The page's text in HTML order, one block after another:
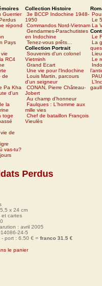
Guerrier
répond
Pays
RC4
de
Pa Kha
d'un
la
toge
de
vas-tu?
Collection Histoire
3e BCCP Indochine 1948-
1950
Commandos Nord-Vietnam
Gendarmes-Parachutistes
en Indochine
Tenez-vous prêts…
Collection Portrait
Souvenirs d'un colonel
Vietminh
Grand Ecart
Une vie pour l'Indochine
Louis Martin, parcours
d'un seigneur
CONAN, Pierre Château-
Jobert
Au champ d'honneur
Faulques : L'homme aux
mille vies
Chef de bataillon François
Vieulès
Le
La
Le
La
Le
Perdus
x 24 cm
cartes
: avril 2005
24-5
port : 6.50 € = franco 31.5 €
le panier